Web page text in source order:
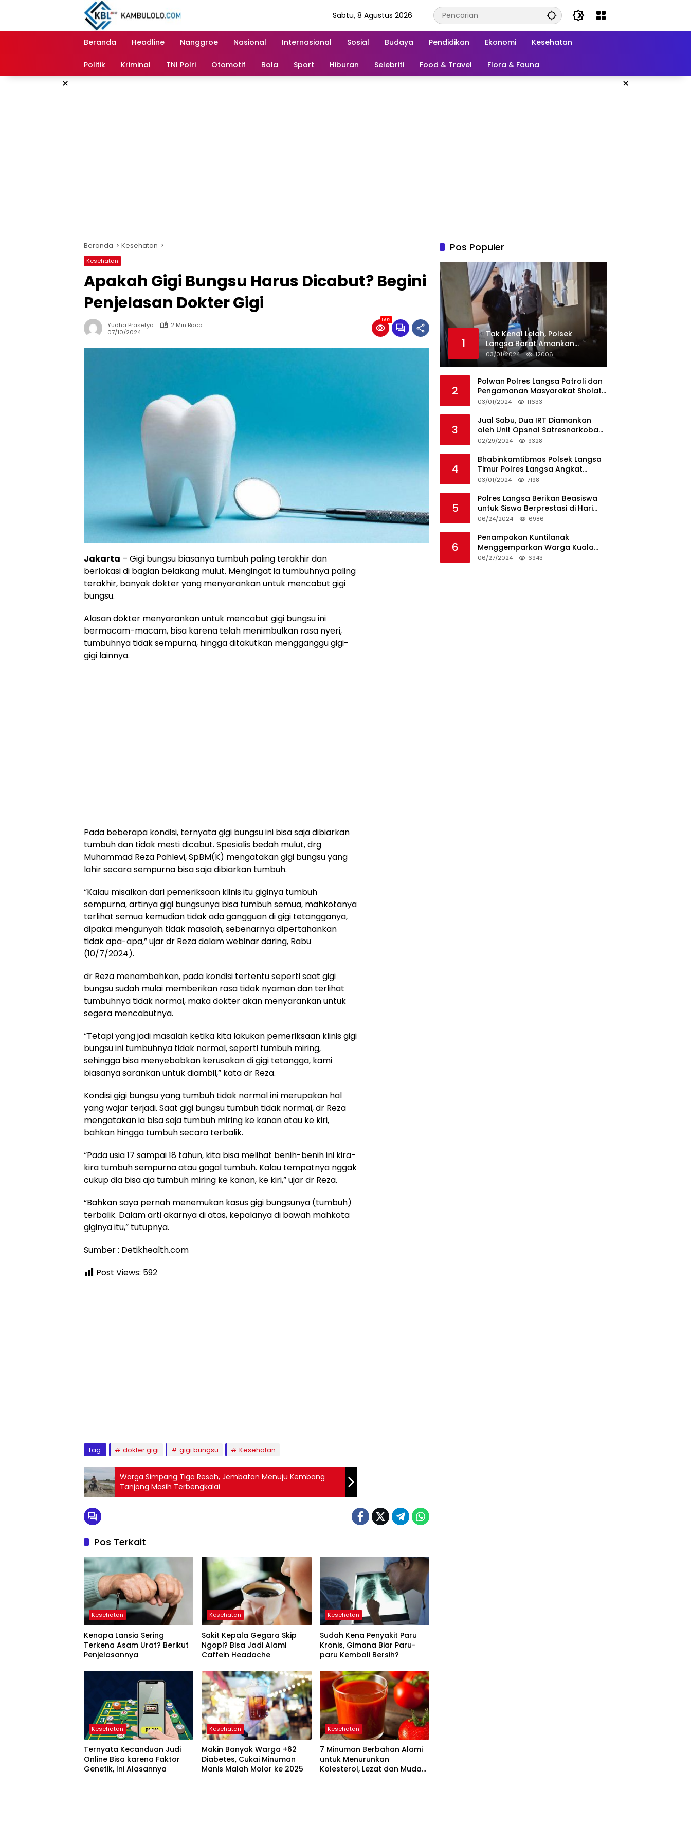
Sabtu, 8 Agustus 2026
Beranda Headline Nanggroe Nasional Internasional Sosial Budaya Pendidikan Ekonomi Kesehatan
Politik Kriminal TNI Polri Otomotif Bola Sport Hiburan Selebriti Food & Travel Flora & Fauna
× ×
Beranda Kesehatan
Kesehatan
Apakah Gigi Bungsu Harus Dicabut? Begini
Penjelasan Dokter Gigi
Yudha Prasetya
2 Min Baca
07/10/2024
592
Jakarta – Gigi bungsu biasanya tumbuh paling terakhir dan
berlokasi di bagian belakang mulut. Mengingat ia tumbuhnya paling
terakhir, banyak dokter yang menyarankan untuk mencabut gigi
bungsu.
Alasan dokter menyarankan untuk mencabut gigi bungsu ini
bermacam-macam, bisa karena telah menimbulkan rasa nyeri,
tumbuhnya tidak sempurna, hingga ditakutkan mengganggu gigi-
gigi lainnya.
Pada beberapa kondisi, ternyata gigi bungsu ini bisa saja dibiarkan
tumbuh dan tidak mesti dicabut. Spesialis bedah mulut, drg
Muhammad Reza Pahlevi, SpBM(K) mengatakan gigi bungsu yang
lahir secara sempurna bisa saja dibiarkan tumbuh.
“Kalau misalkan dari pemeriksaan klinis itu giginya tumbuh
sempurna, artinya gigi bungsunya bisa tumbuh semua, mahkotanya
terlihat semua kemudian tidak ada gangguan di gigi tetangganya,
dipakai mengunyah tidak masalah, sebenarnya dipertahankan
tidak apa-apa,” ujar dr Reza dalam webinar daring, Rabu
(10/7/2024).
dr Reza menambahkan, pada kondisi tertentu seperti saat gigi
bungsu sudah mulai memberikan rasa tidak nyaman dan terlihat
tumbuhnya tidak normal, maka dokter akan menyarankan untuk
segera mencabutnya.
“Tetapi yang jadi masalah ketika kita lakukan pemeriksaan klinis gigi
bungsu ini tumbuhnya tidak normal, seperti tumbuh miring,
sehingga bisa menyebabkan kerusakan di gigi tetangga, kami
biasanya sarankan untuk diambil,” kata dr Reza.
Kondisi gigi bungsu yang tumbuh tidak normal ini merupakan hal
yang wajar terjadi. Saat gigi bungsu tumbuh tidak normal, dr Reza
mengatakan ia bisa saja tumbuh miring ke kanan atau ke kiri,
bahkan hingga tumbuh secara terbalik.
“Pada usia 17 sampai 18 tahun, kita bisa melihat benih-benih ini kira-
kira tumbuh sempurna atau gagal tumbuh. Kalau tempatnya nggak
cukup dia bisa aja tumbuh miring ke kanan, ke kiri,” ujar dr Reza.
“Bahkan saya pernah menemukan kasus gigi bungsunya (tumbuh)
terbalik. Dalam arti akarnya di atas, kepalanya di bawah mahkota
giginya itu,” tutupnya.
Sumber : Detikhealth.com
Post Views: 592
Tag: dokter gigi gigi bungsu Kesehatan
Warga Simpang Tiga Resah, Jembatan Menuju Kembang
Tanjong Masih Terbengkalai
Pos Terkait
Kesehatan
Kenapa Lansia Sering
Terkena Asam Urat? Berikut
Penjelasannya
Kesehatan
Sakit Kepala Gegara Skip
Ngopi? Bisa Jadi Alami
Caffein Headache
Kesehatan
Sudah Kena Penyakit Paru
Kronis, Gimana Biar Paru-
paru Kembali Bersih?
Kesehatan
Ternyata Kecanduan Judi
Online Bisa karena Faktor
Genetik, Ini Alasannya
Kesehatan
Makin Banyak Warga +62
Diabetes, Cukai Minuman
Manis Malah Molor ke 2025
Kesehatan
7 Minuman Berbahan Alami
untuk Menurunkan
Kolesterol, Lezat dan Mudah
Pos Populer
1
Tak Kenal Lelah, Polsek
Langsa Barat Amankan
Rekapitulasi Selama12 Hari di
Kecamatan Baro
03/01/2024 12006
2
Polwan Polres Langsa Patroli dan
Pengamanan Masyarakat Sholat
Jumat
03/01/2024 11633
3
Jual Sabu, Dua IRT Diamankan
oleh Unit Opsnal Satresnarkoba
Polres Langsa
02/29/2024 9328
4
Bhabinkamtibmas Polsek Langsa
Timur Polres Langsa Angkat
Kerenda Bantu Prosesi
03/01/2024 7198
5
Polres Langsa Berikan Beasiswa
untuk Siswa Berprestasi di Hari
Bhayangkara ke-78
06/24/2024 6986
6
Penampakan Kuntilanak
Menggemparkan Warga Kuala
Langsa dan Btn Sungai Pauh
06/27/2024 6943